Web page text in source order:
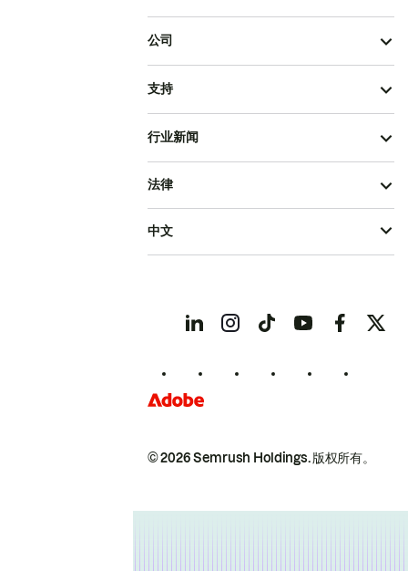
公司
支持
行业新闻
© 2026 Semrush Holdings.版权所有。
法律
中文